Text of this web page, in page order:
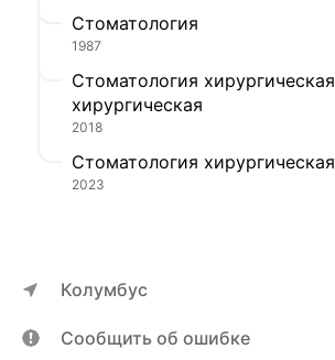
Стоматология
1987
Стоматология хирургическая Стоматология
хирургическая
2018
Стоматология хирургическая
2023
Колумбус
Сообщить об ошибке